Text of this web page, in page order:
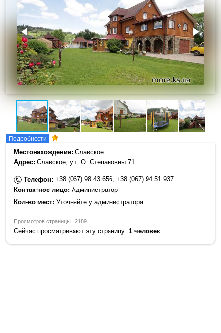
Подробности
Местонахождение: Славское
Адрес: Славское, ул. О. Степановны 71
Телефон:+38 (067) 98 43 656; +38 (067) 94 51 937
Контактное лицо: Администратор
Кол-во мест: Уточняйте у администратора
Просмотров страницы : 2189
Сейчас просматривают эту страницу:1 человек